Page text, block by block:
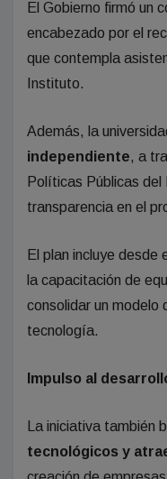
El Gobierno firmó un
encabezado por el
que contempla
Instituto.
Además, la
independiente, a
Políticas Públicas
transparencia en el
El plan incluye desde
la capacitación de
consolidar un modelo
tecnología.
Impulso al
La iniciativa también
tecnológicos y